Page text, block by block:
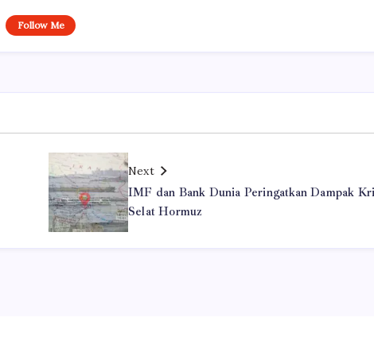
Follow Me
Next
IMF dan Bank Dunia Peringatkan Dampak
Selat Hormuz